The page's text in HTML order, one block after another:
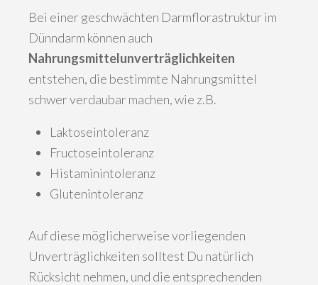
Bei einer geschwächten Darmflorastruktur im
Dünndarm können auch
Nahrungsmittelunverträglichkeiten
entstehen, die bestimmte Nahrungsmittel
schwer verdaubar machen, wie z.B.
Laktoseintoleranz
Fructoseintoleranz
Histaminintoleranz
Glutenintoleranz
Auf diese möglicherweise vorliegenden
Unverträglichkeiten solltest Du natürlich
Rücksicht nehmen, und die entsprechenden